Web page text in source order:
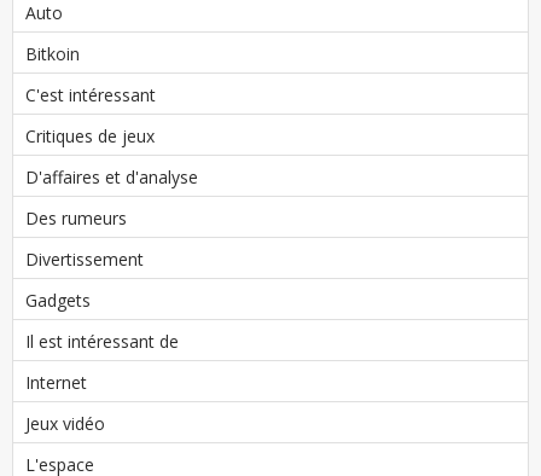
Auto
Bitkoin
C'est intéressant
Critiques de jeux
D'affaires et d'analyse
Des rumeurs
Divertissement
Gadgets
Il est intéressant de
Internet
Jeux vidéo
L'espace